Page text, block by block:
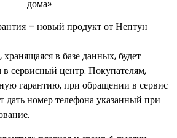
– новый продукт от Нептун
в базе данных, будет
в сервисный центр. Покупателям,
гарантию, при обращении в сервис
дать номер телефона указанный при